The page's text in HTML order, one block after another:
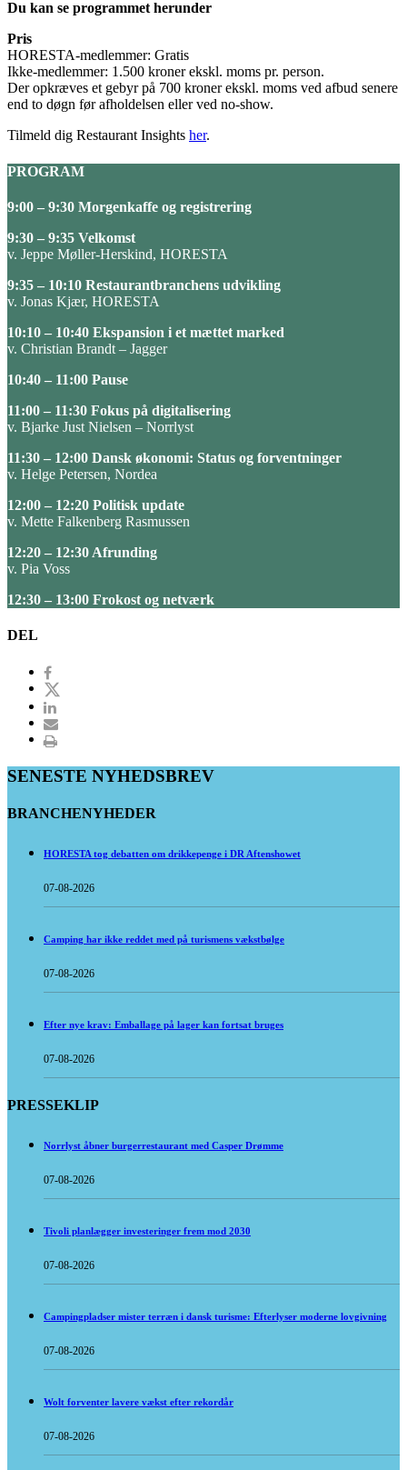
Du kan se programmet herunder
Pris
HORESTA-medlemmer: Gratis
Ikke-medlemmer: 1.500 kroner ekskl. moms pr. person.
Der opkræves et gebyr på 700 kroner ekskl. moms ved afbud senere
end to døgn før afholdelsen eller ved no-show.
Tilmeld dig Restaurant Insights her.
PROGRAM
9:00 – 9:30 Morgenkaffe og registrering
9:30 – 9:35 Velkomst
v. Jeppe Møller-Herskind, HORESTA
9:35 – 10:10 Restaurantbranchens udvikling
v. Jonas Kjær, HORESTA
10:10 – 10:40 Ekspansion i et mættet marked
v. Christian Brandt – Jagger
10:40 – 11:00 Pause
11:00 – 11:30 Fokus på digitalisering
v. Bjarke Just Nielsen – Norrlyst
11:30 – 12:00 Dansk økonomi: Status og forventninger
v. Helge Petersen, Nordea
12:00 – 12:20 Politisk update
v. Mette Falkenberg Rasmussen
12:20 – 12:30 Afrunding
v. Pia Voss
12:30 – 13:00 Frokost og netværk
DEL
SENESTE NYHEDSBREV
BRANCHENYHEDER
HORESTA tog debatten om drikkepenge i DR Aftenshowet
07-08-2026
Camping har ikke reddet med på turismens vækstbølge
07-08-2026
Efter nye krav: Emballage på lager kan fortsat bruges
07-08-2026
PRESSEKLIP
Norrlyst åbner burgerrestaurant med Casper Drømme
07-08-2026
Tivoli planlægger investeringer frem mod 2030
07-08-2026
Campingpladser mister terræn i dansk turisme: Efterlyser moderne lovgivning
07-08-2026
Wolt forventer lavere vækst efter rekordår
07-08-2026